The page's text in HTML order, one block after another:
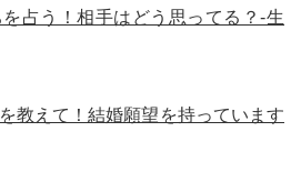
占う！相手はどう思ってる？-生
教えて！結婚願望を持っています